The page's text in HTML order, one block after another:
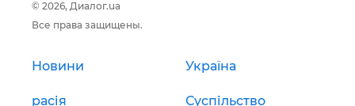
© 2026, Диалог.ua
Все права защищены.
Новини Україна
расія Суспільство